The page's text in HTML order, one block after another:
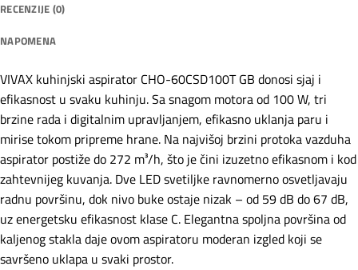
RECENZIJE (0)
NAPOMENA
VIVAX kuhinjski aspirator CHO-60CSD100T GB donosi sjaj i
efikasnost u svaku kuhinju. Sa snagom motora od 100 W, tri
brzine rada i digitalnim upravljanjem, efikasno uklanja paru i
mirise tokom pripreme hrane. Na najvišoj brzini protoka vazduha
aspirator postiže do 272 m³/h, što je čini izuzetno efikasnom i kod
zahtevnijeg kuvanja. Dve LED svetiljke ravnomerno osvetljavaju
radnu površinu, dok nivo buke ostaje nizak – od 59 dB do 67 dB,
uz energetsku efikasnost klase C. Elegantna spoljna površina od
kaljenog stakla daje ovom aspiratoru moderan izgled koji se
savršeno uklapa u svaki prostor.